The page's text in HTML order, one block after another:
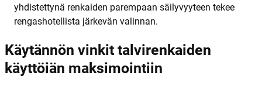
yhdistettynä renkaiden parempaan säilyvyyteen tekee
rengashotellista järkevän valinnan.
Käytännön vinkit talvirenkaiden
käyttöiän maksimointiin